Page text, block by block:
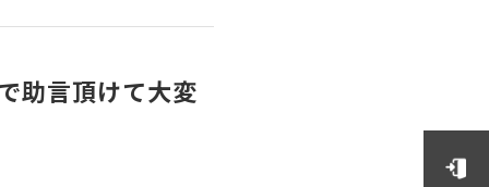
助言頂けて大変